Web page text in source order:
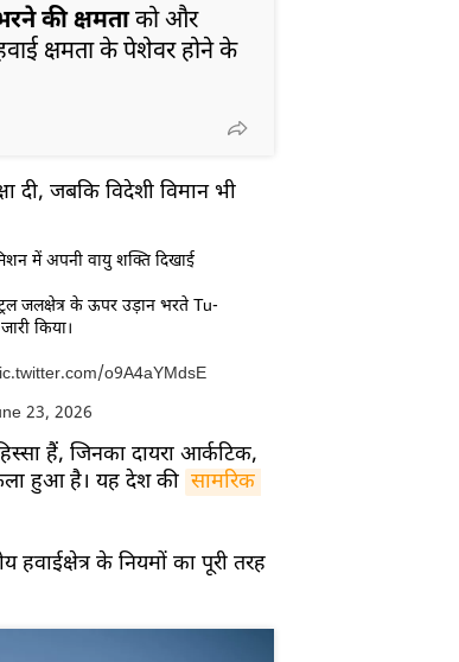
की क्षमताको और
क्षमता के पेशेवर होने के
दी, जबकि विदेशी विमान भी
में अपनी वायु शक्ति दिखाई
जलक्षेत्र के ऊपर उड़ान भरते Tu-
किया।
o9A4aYMdsE
23, 2026
हैं, जिनका दायरा आर्कटिक,
हुआ है। यह देश की सामरिक
हवाईक्षेत्र के नियमों का पूरी तरह